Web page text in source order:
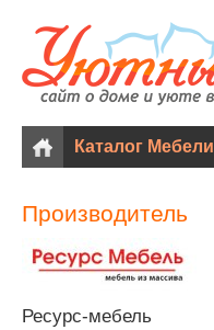
Каталог Мебели
Производитель
Ресурс-мебель